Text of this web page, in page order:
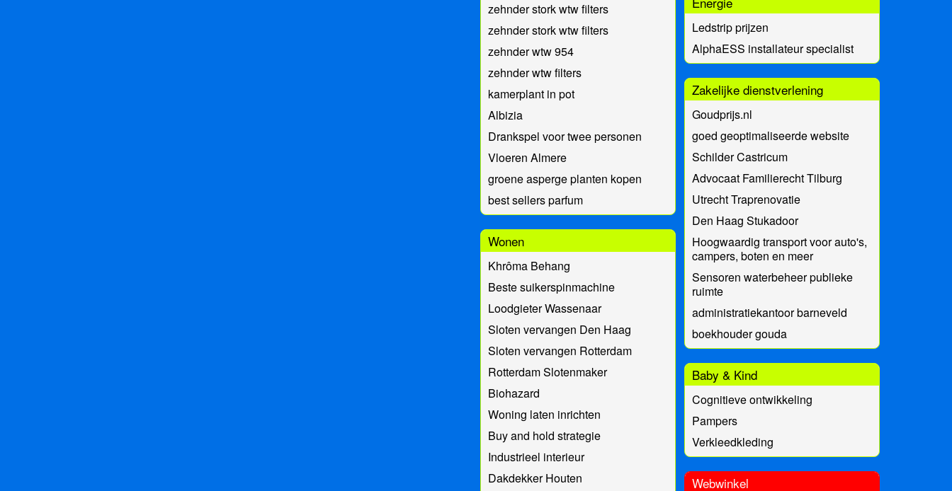
zehnder stork wtw filters
zehnder stork wtw filters
zehnder wtw 954
zehnder wtw filters
kamerplant in pot
Albizia
Drankspel voor twee personen
Vloeren Almere
groene asperge planten kopen
best sellers parfum
Wonen
Khrôma Behang
Beste suikerspinmachine
Loodgieter Wassenaar
Sloten vervangen Den Haag
Sloten vervangen Rotterdam
Rotterdam Slotenmaker
Biohazard
Woning laten inrichten
Buy and hold strategie
Industrieel interieur
Dakdekker Houten
Ledstrip prijzen
AlphaESS installateur specialist
Zakelijke dienstverlening
Goudprijs.nl
goed geoptimaliseerde website
Schilder Castricum
Advocaat Familierecht Tilburg
Utrecht Traprenovatie
Den Haag Stukadoor
Hoogwaardig transport voor auto's,
campers, boten en meer
Sensoren waterbeheer publieke
ruimte
administratiekantoor barneveld
boekhouder gouda
Baby & Kind
Cognitieve ontwikkeling
Pampers
Verkleedkleding
Webwinkel